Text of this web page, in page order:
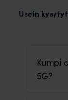
Usein
Kumpi
5G?